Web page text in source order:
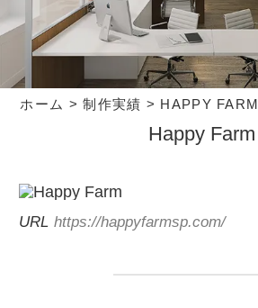
ホーム >制作実績 > HAPPY FARM
Happy Farm
URL https://happyfarmsp.com/